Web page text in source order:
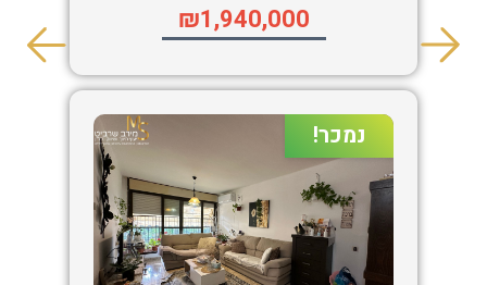
₪1,940,000
נמכר!